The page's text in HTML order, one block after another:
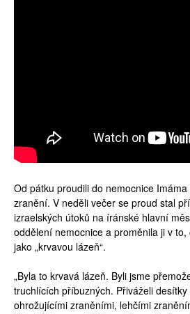
Od pátku proudili do nemocnice
zranění. V neděli večer se proud stal
izraelských útoků na íránské hlavní
oddělení nemocnice a proměnila ji v
jako „krvavou lázeň“.
„Byla to krvavá lázeň. Byli jsme
truchlících příbuzných. Přiváželi
ohrožujícími zraněními, lehčími